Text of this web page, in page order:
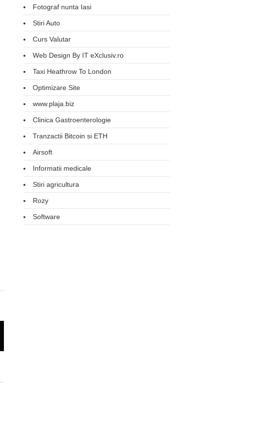
Fotograf nunta Iasi
Stiri Auto
Curs Valutar
Web Design By IT eXclusiv.ro
Taxi Heathrow To London
Optimizare Site
www.plaja.biz
Clinica Gastroenterologie
Tranzactii Bitcoin si ETH
Airsoft
Informatii medicale
Stiri agricultura
Rozy
Software